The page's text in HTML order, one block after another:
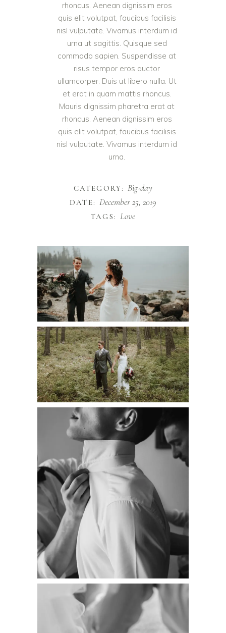
rhoncus. Aenean dignissim eros
quis elit volutpat, faucibus facilisis
nisl vulputate. Vivamus interdum id
urna ut sagittis. Quisque sed
commodo sapien. Suspendisse at
risus tempor eros auctor
ullamcorper. Duis ut libero nulla. Ut
et erat in quam mattis rhoncus.
Mauris dignissim pharetra erat at
rhoncus. Aenean dignissim eros
quis elit volutpat, faucibus facilisis
nisl vulputate. Vivamus interdum id
urna.
CATEGORY: Big-day
DATE: December 25, 2019
TAGS: Love